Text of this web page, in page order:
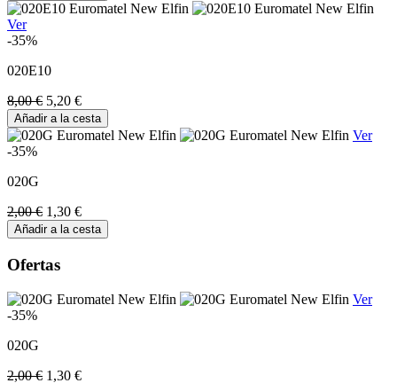
Ver
-35%
020E10
8,00 € 5,20 €
Añadir a la cesta
Ver
-35%
020G
2,00 € 1,30 €
Añadir a la cesta
Ofertas
Ver
-35%
020G
2,00 € 1,30 €